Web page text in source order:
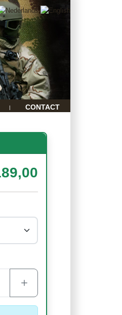
| CONTACT